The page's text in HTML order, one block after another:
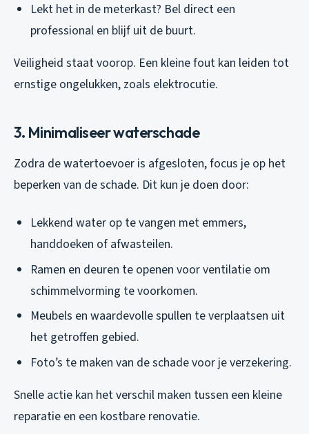
Lekt het in de meterkast? Bel direct een
professional en blijf uit de buurt.
Veiligheid staat voorop. Een kleine fout kan leiden tot
ernstige ongelukken, zoals elektrocutie.
3. Minimaliseer waterschade
Zodra de watertoevoer is afgesloten, focus je op het
beperken van de schade. Dit kun je doen door:
Lekkend water op te vangen met emmers,
handdoeken of afwasteilen.
Ramen en deuren te openen voor ventilatie om
schimmelvorming te voorkomen.
Meubels en waardevolle spullen te verplaatsen uit
het getroffen gebied.
Foto’s te maken van de schade voor je verzekering.
Snelle actie kan het verschil maken tussen een kleine
reparatie en een kostbare renovatie.